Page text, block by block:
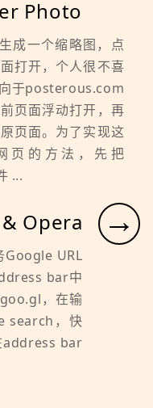
Photo
成一个缩略图，点
打开，个人很不喜
于posterous.com
页面浮动打开，再
页面。为了实现这
页的方法，先把
...
→
Opera
URL
bar中
，在输
search，快
address bar